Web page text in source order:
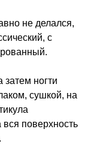
не делался,
с
затем ногти
сушкой, на
поверхность